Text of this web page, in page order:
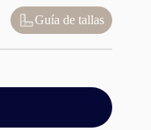
Guía de tallas